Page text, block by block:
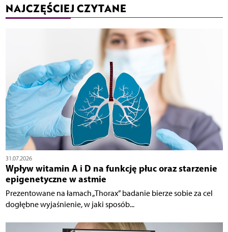
NAJCZĘŚCIEJ CZYTANE
31.07.2026
Wpływ witamin A i D na funkcję płuc oraz starzenie
epigenetyczne w astmie
Prezentowane na łamach „Thorax” badanie bierze sobie za cel
dogłębne wyjaśnienie, w jaki sposób...